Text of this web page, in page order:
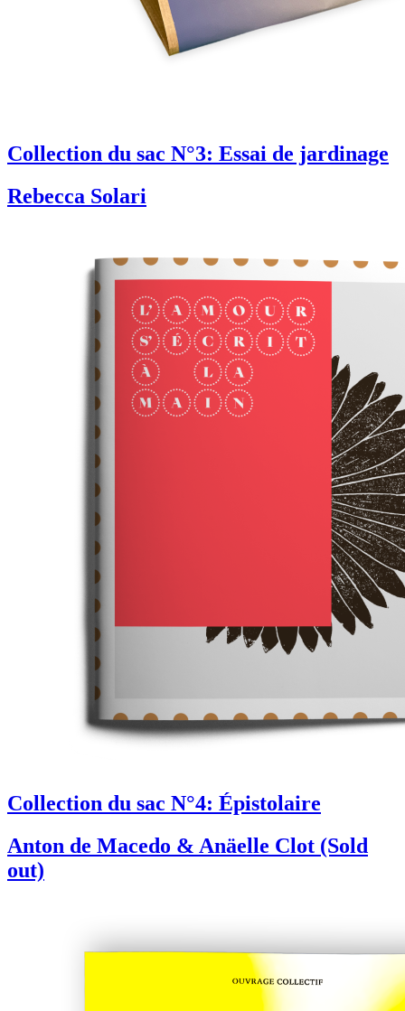
Collection du sac N°3: Essai de jardinage
Rebecca Solari
Collection du sac N°4: Épistolaire
Anton de Macedo & Anäelle Clot (Sold
out)